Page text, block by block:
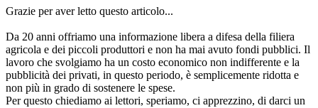
Grazie per aver letto questo articolo...
Da 20 anni offriamo una informazione libera a difesa della filiera
agricola e dei piccoli produttori e non ha mai avuto fondi pubblici. Il
lavoro che svolgiamo ha un costo economico non indifferente e la
pubblicità dei privati, in questo periodo, è semplicemente ridotta e
non più in grado di sostenere le spese.
Per questo chiediamo ai lettori, speriamo, ci apprezzino, di darci un